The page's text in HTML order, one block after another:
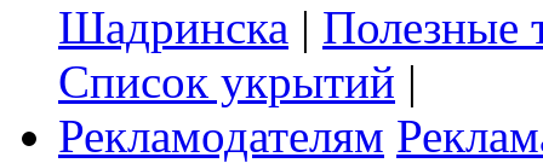
Шадринска | Полезные
Список укрытий |
Рекламодателям